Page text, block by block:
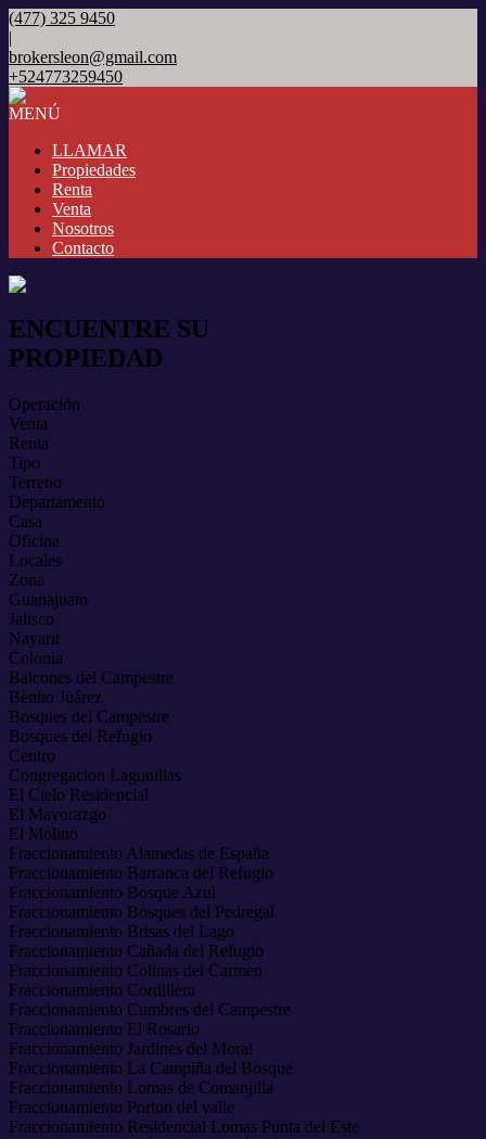
(477) 325 9450
|
brokersleon@gmail.com
+524773259450
MENÚ
LLAMAR
Propiedades
Renta
Venta
Nosotros
Contacto
ENCUENTRE SU
PROPIEDAD
Operación
Venta
Renta
Tipo
Terreno
Departamento
Casa
Oficina
Locales
Zona
Guanajuato
Jalisco
Nayarit
Colonia
Balcones del Campestre
Benito Juárez
Bosques del Campestre
Bosques del Refugio
Centro
Congregacion Lagunillas
El Cielo Residencial
El Mayorazgo
El Molino
Fraccionamiento Alamedas de España
Fraccionamiento Barranca del Refugio
Fraccionamiento Bosque Azul
Fraccionamiento Bosques del Pedregal
Fraccionamiento Brisas del Lago
Fraccionamiento Cañada del Refugio
Fraccionamiento Colinas del Carmen
Fraccionamiento Cordillera
Fraccionamiento Cumbres del Campestre
Fraccionamiento El Rosario
Fraccionamiento Jardines del Moral
Fraccionamiento La Campiña del Bosque
Fraccionamiento Lomas de Comanjilla
Fraccionamiento Porton del valle
Fraccionamiento Residencial Lomas Punta del Este